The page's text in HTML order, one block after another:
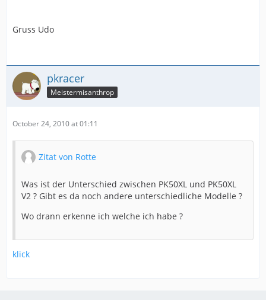
Gruss Udo
pkracer
Meistermisanthrop
October 24, 2010 at 01:11
Zitat von Rotte
Was ist der Unterschied zwischen PK50XL und PK50XL
V2 ? Gibt es da noch andere unterschiedliche Modelle ?
Wo drann erkenne ich welche ich habe ?
klick